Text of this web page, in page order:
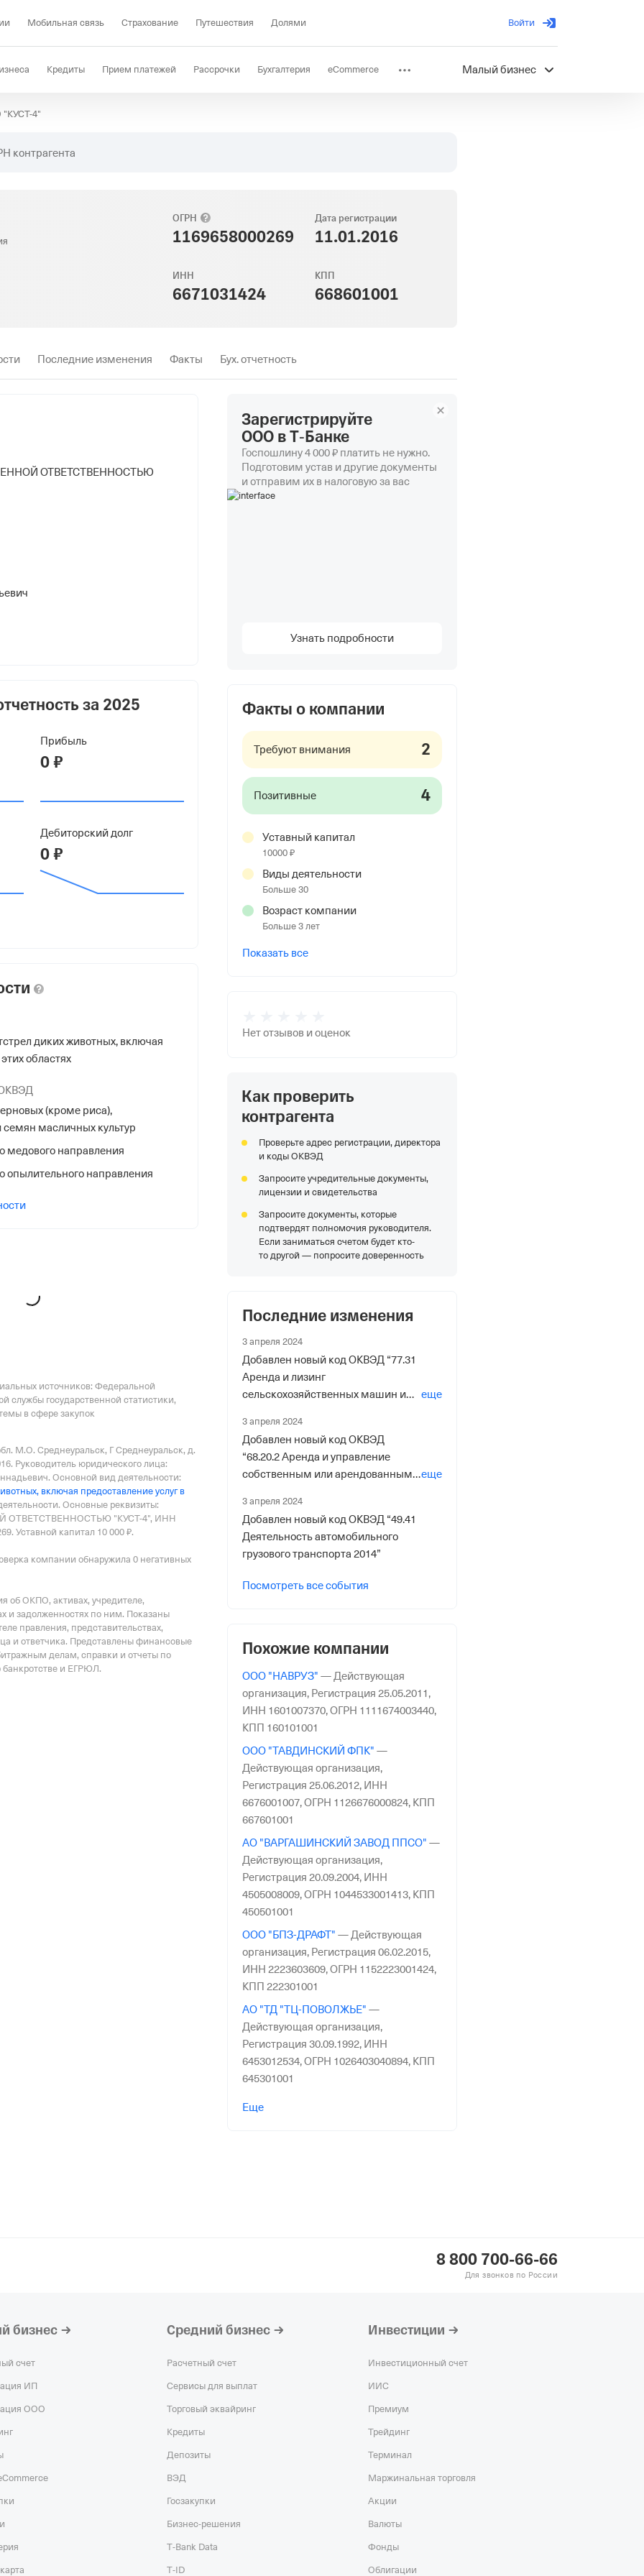
Мобильная связь Страхование Путешествия Долями Войти
Кредиты Прием платежей Рассрочки Бухгалтерия eCommerce
Депозиты
Малый бизнес
4"
контрагента
ОГРН
1169658000269
Дата регистрации
11.01.2016
ИНН
6671031424
КПП
668601001
Последние изменения Факты Бух. отчетность
ОТВЕТСТВЕННОСТЬЮ
М.О. Среднеуральск, Г
Налоговой Службы по Верх-
органа
и Социального Страхования
Свердловской обл.
ФссРФ
органа
и Социального Страхования
Свердловской обл.
за 2025
Прибыль
0 ₽
Дебиторский долг
0 ₽
диких животных, включая
областях
(кроме риса),
семян масличных культур
медового направления
опылительного направления
источников: Федеральной
службы государственной статистики,
в сфере закупок
М.О. Среднеуральск, Г Среднеуральск, д.
Руководитель юридического лица:
Основной вид деятельности:
включая предоставление услуг в
Основные реквизиты:
ОТВЕТСТВЕННОСТЬЮ "КУСТ-4", ИНН
Уставной капитал 10 000 ₽.
компании обнаружила 0 негативных
об ОКПО, активах, учредителе,
и задолженностях по ним. Показаны
правления, представительствах,
и ответчика. Представлены финансовые
делам, справки и отчеты по
банкротстве и ЕГРЮЛ.
Зарегистрируйте
ООО в Т‑Банке
Госпошлину 4 000 ₽ платить не нужно.
Подготовим устав и другие документы
и отправим их в налоговую за вас
Узнать подробности
Факты о компании
Требуют внимания 2
Позитивные 4
Уставный капитал
10000 ₽
Виды деятельности
Больше 30
Возраст компании
Больше 3 лет
Показать все
Нет отзывов и оценок
Как проверить
контрагента
Проверьте адрес регистрации, директора
и коды ОКВЭД
Запросите учредительные документы,
лицензии и свидетельства
Запросите документы, которые
подтвердят полномочия руководителя.
Если заниматься счетом будет кто-
то другой — попросите доверенность
Последние изменения
3 апреля 2024
Добавлен новый код ОКВЭД “77.31
Аренда и лизинг
сельскохозяйственных машин и
еще
3 апреля 2024
Добавлен новый код ОКВЭД
“68.20.2 Аренда и управление
собственным или арендованным
имуществом 2014”
еще
3 апреля 2024
Добавлен новый код ОКВЭД “49.41
Деятельность автомобильного
грузового транспорта 2014”
Посмотреть все события
Похожие компании
ООО "НАВРУЗ" — Действующая
организация, Регистрация 25.05.2011,
ИНН 1601007370,ОГРН 1111674003440,
КПП 160101001
ООО "ТАВДИНСКИЙ ФПК" —
Действующая организация,
Регистрация 25.06.2012, ИНН
6676001007,ОГРН 1126676000824, КПП
667601001
АО "ВАРГАШИНСКИЙ ЗАВОД ППСО" —
Действующая организация,
Регистрация 20.09.2004, ИНН
4505008009,ОГРН 1044533001413, КПП
450501001
ООО "БПЗ-ДРАФТ" — Действующая
организация, Регистрация 06.02.2015,
ИНН 2223603609,ОГРН 1152223001424,
КПП 222301001
АО "ТД "ТЦ-ПОВОЛЖЬЕ" —
Действующая организация,
Регистрация 30.09.1992, ИНН
6453012534,ОГРН 1026403040894, КПП
645301001
ЗАО "СВЕТЛОЛОБОВСКОЕ"
Регистрация 05.06.2007,
Действующая
Регистрация 19.03.2015,
ОГРН 1153668014246,
Еще
8 800 700-66-66
Для звонков по России
бизнес
счет
ИП
ООО
Средний бизнес
Расчетный счет
Сервисы для выплат
Торговый эквайринг
Кредиты
Депозиты
ВЭД
Госзакупки
Бизнес-решения
T‑Bank Data
T‑ID
Инвестиции
Инвестиционный счет
ИИС
Премиум
Трейдинг
Терминал
Маржинальная торговля
Акции
Валюты
Фонды
Облигации